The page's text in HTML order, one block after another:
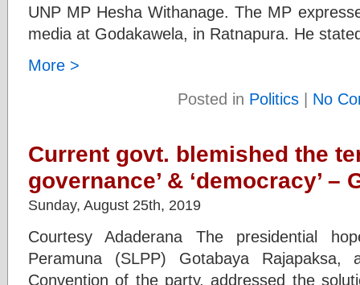
UNP MP Hesha Withanage. The MP
media at Godakawela, in Ratnapura. He
More >
Posted in Politics | No
Current govt. blemished the
governance’ & ‘democracy’ –
Sunday, August 25th, 2019
Courtesy Adaderana The presidential
Peramuna (SLPP) Gotabaya Rajapaksa,
Convention of the party, addressed the